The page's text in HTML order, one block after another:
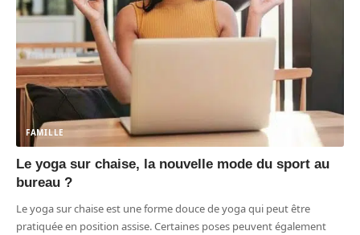
FAMILLE
Le yoga sur chaise, la nouvelle mode du sport au
bureau ?
Le yoga sur chaise est une forme douce de yoga qui peut être
pratiquée en position assise. Certaines poses peuvent également